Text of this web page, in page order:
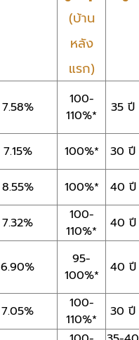
(บ้าน
หลัง
แรก)
7.58%
100-
110%*
35 ปี
7.15% 100%*
30 ปี
8.55% 100%*
40 ปี
7.32%
100-
110%*
40 ปี
6.90%
95-
100%*
40 ปี
7.05%
100-
110%*
30 ปี